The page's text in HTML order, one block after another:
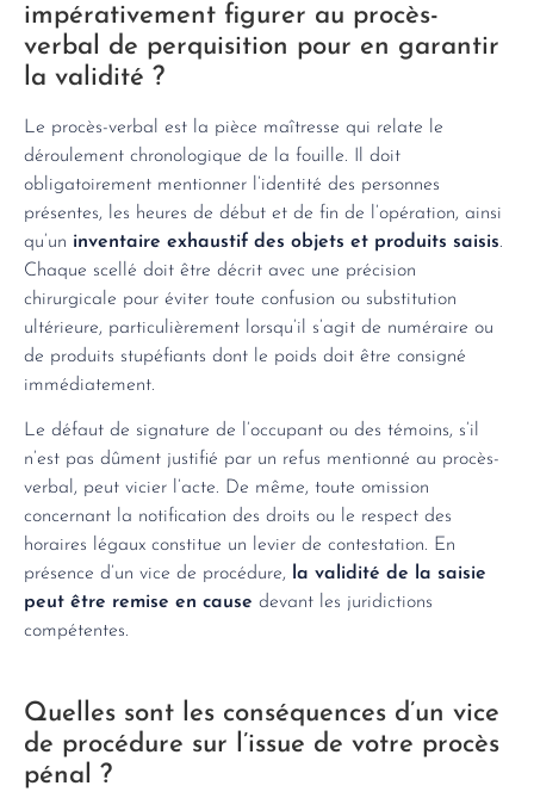
impérativement figurer au procès-
verbal de perquisition pour en garantir
la validité ?
Le procès-verbal est la pièce maîtresse qui relate le
déroulement chronologique de la fouille. Il doit
obligatoirement mentionner l’identité des personnes
présentes, les heures de début et de fin de l’opération, ainsi
qu’un inventaire exhaustif des objets et produits saisis.
Chaque scellé doit être décrit avec une précision
chirurgicale pour éviter toute confusion ou substitution
ultérieure, particulièrement lorsqu’il s’agit de numéraire ou
de produits stupéfiants dont le poids doit être consigné
immédiatement.
Le défaut de signature de l’occupant ou des témoins, s’il
n’est pas dûment justifié par un refus mentionné au procès-
verbal, peut vicier l’acte. De même, toute omission
concernant la notification des droits ou le respect des
horaires légaux constitue un levier de contestation. En
présence d’un vice de procédure, la validité de la saisie
peut être remise en cause devant les juridictions
compétentes.
Quelles sont les conséquences d’un vice
de procédure sur l’issue de votre procès
pénal ?